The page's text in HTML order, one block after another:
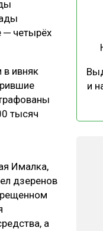
ТЕХНОЛОГИИ
ОТРАСЛЕВАЯ
─ четырёх
в ивняк
тысяч
Ималка,
дзеренов
а
и